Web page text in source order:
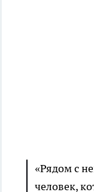
«Рядом с
человек,